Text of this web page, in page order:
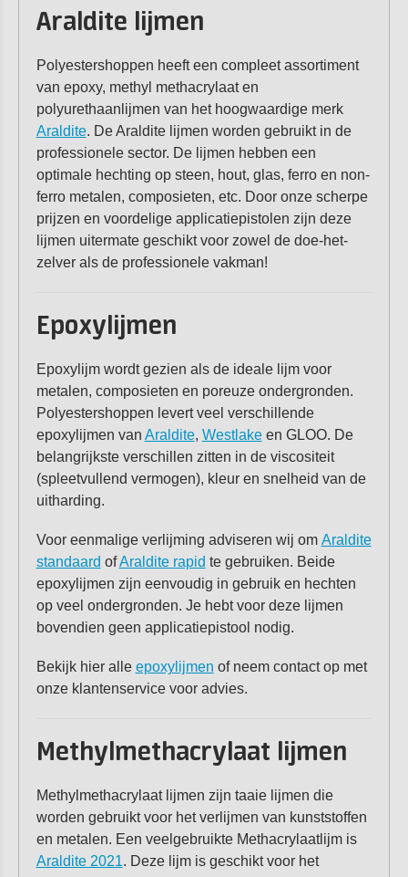
Araldite lijmen
Polyestershoppen heeft een compleet assortiment
van epoxy, methyl methacrylaat en
polyurethaanlijmen van het hoogwaardige merk
Araldite. De Araldite lijmen worden gebruikt in de
professionele sector. De lijmen hebben een
optimale hechting op steen, hout, glas, ferro en non-
ferro metalen, composieten, etc. Door onze scherpe
prijzen en voordelige applicatiepistolen zijn deze
lijmen uitermate geschikt voor zowel de doe-het-
zelver als de professionele vakman!
Epoxylijmen
Epoxylijm wordt gezien als de ideale lijm voor
metalen, composieten en poreuze ondergronden.
Polyestershoppen levert veel verschillende
epoxylijmen van Araldite, Westlakeen GLOO. De
belangrijkste verschillen zitten in de viscositeit
(spleetvullend vermogen), kleur en snelheid van de
uitharding.
Voor eenmalige verlijming adviseren wij om Araldite
standaard ofAraldite rapid te gebruiken. Beide
epoxylijmen zijn eenvoudig in gebruik en hechten
op veel ondergronden. Je hebt voor deze lijmen
bovendien geen applicatiepistool nodig.
Bekijk hier alle epoxylijmen of neem contact op met
onze klantenservice voor advies.
Methylmethacrylaat lijmen
Methylmethacrylaat lijmen zijn taaie lijmen die
worden gebruikt voor het verlijmen van kunststoffen
en metalen. Een veelgebruikte Methacrylaatlijm is
Araldite 2021. Deze lijm is geschikt voor het